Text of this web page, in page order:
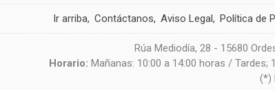
Ir arriba Contáctanos Aviso Legal Política de
Rúa Mediodía, 28 - 15680
Horario: Mañanas: 10:00 a 14:00 horas / Tardes;
(*)